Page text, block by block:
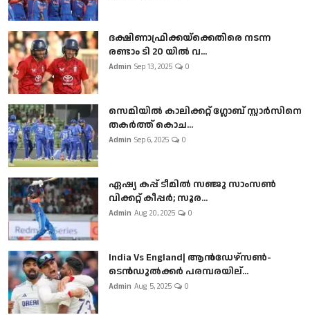
ദക്ഷിണാഫ്രിക്കയ്‌ക്കെതിരെ നടന്ന
രണ്ടാം ടി 20 യിൽ വ...
Admin Sep 13, 2025 0
സെമിയിൽ കാലിക്കറ്റ് ഗ്ലോബ് സ്റ്റാർസിനെ
തകർത്ത് കൊച...
Admin Sep 6, 2025 0
ഏഷ്യ കപ്പ് ടീമിൽ സഞ്ജു സാംസൺ
വിക്കറ്റ് കീപ്പർ; സൂര...
Admin Aug 20, 2025 0
India Vs England| ആൻഡേഴ്സൺ-
ടെൻഡുല്‍ക്കർ പരമ്പരയില്...
Admin Aug 5, 2025 0